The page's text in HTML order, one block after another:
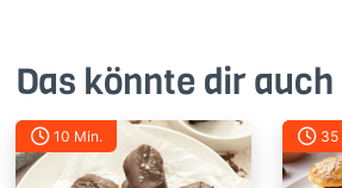
Das könnte dir
10 Min. 35